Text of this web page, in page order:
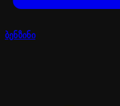
ბენზინი